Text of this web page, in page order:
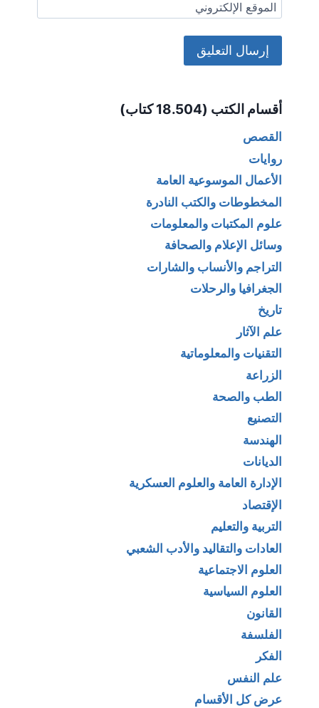
الموقع الإلكتروني
أقسام الكتب (18.504 كتاب)
القصص
روايات
الأعمال الموسوعية العامة
المخطوطات والكتب النادرة
علوم المكتبات والمعلومات
وسائل الإعلام والصحافة
التراجم والأنساب والشارات
الجغرافيا والرحلات
تاريخ
علم الآثار
التقنيات والمعلوماتية
الزراعة
الطب والصحة
التصنيع
الهندسة
الديانات
الإدارة العامة والعلوم العسكرية
الإقتصاد
التربية والتعليم
العادات والتقاليد والأدب الشعبي
العلوم الاجتماعية
العلوم السياسية
القانون
الفلسفة
الفكر
علم النفس
عرض كل الأقسام